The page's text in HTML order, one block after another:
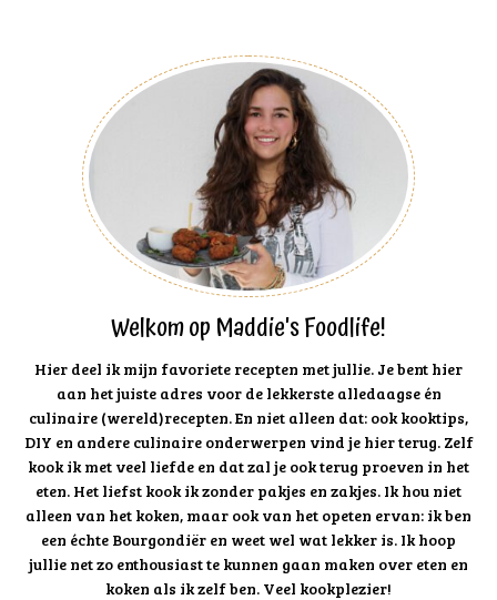
Welkom op Maddie's Foodlife!
Hier deel ik mijn favoriete recepten met jullie. Je bent hier
aan het juiste adres voor de lekkerste alledaagse én
culinaire (wereld)recepten. En niet alleen dat: ook kooktips,
DIY en andere culinaire onderwerpen vind je hier terug. Zelf
kook ik met veel liefde en dat zal je ook terug proeven in het
eten. Het liefst kook ik zonder pakjes en zakjes. Ik hou niet
alleen van het koken, maar ook van het opeten ervan: ik ben
een échte Bourgondiër en weet wel wat lekker is. Ik hoop
jullie net zo enthousiast te kunnen gaan maken over eten en
koken als ik zelf ben. Veel kookplezier!